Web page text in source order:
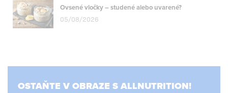
Ovsené vločky – studené alebo uvarené?
05/08/2026
OSTAŇTE V OBRAZE S ALLNUTRITION!